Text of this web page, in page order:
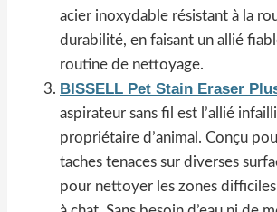
acier inoxydable résistant à la
durabilité, en faisant un allié
routine de nettoyage.
BISSELL Pet Stain Eraser
aspirateur sans fil est l’allié
propriétaire d’animal. Conçu
taches tenaces sur diverses
pour nettoyer les zones